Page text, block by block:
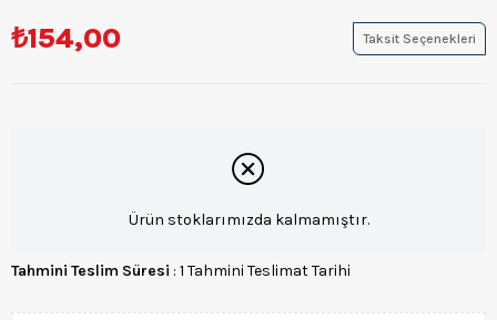
₺154,00 Taksit Seçenekleri
Ürün stoklarımızda kalmamıştır.
Tahmini Teslim Süresi : 1 Tahmini Teslimat Tarihi